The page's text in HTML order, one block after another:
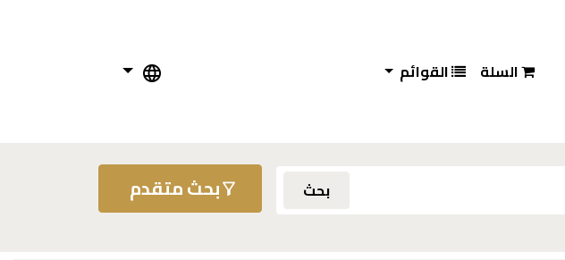
السلة القوائم
بحث بحث متقدم